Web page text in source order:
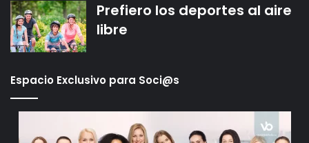
Prefiero los deportes al aire
libre
Espacio Exclusivo para Soci@s